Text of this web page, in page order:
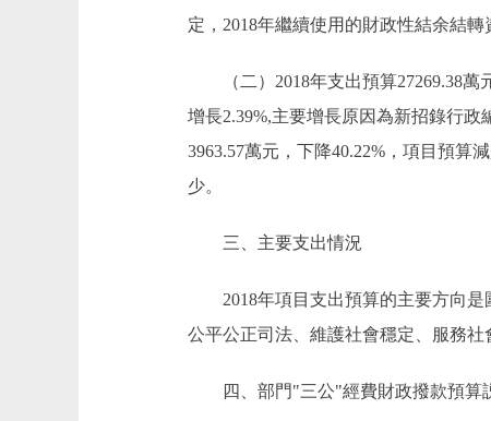
定，2018年繼續使用的財政性結余結轉
（二）2018年支出預算27269.38萬元
增長2.39%,主要增長原因為新招錄行政
3963.57萬元，下降40.22%，項目預算
少。
三、主要支出情況
2018年項目支出預算的主要方向是
公平公正司法、維護社會穩定、服務
四、部門"三公"經費財政撥款預算